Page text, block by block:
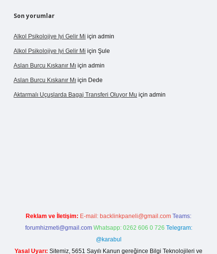
Son yorumlar
Alkol Psikolojiye Iyi Gelir Mi için admin
Alkol Psikolojiye Iyi Gelir Mi için Şule
Aslan Burcu Kıskanır Mı için admin
Aslan Burcu Kıskanır Mı için Dede
Aktarmalı Uçuşlarda Bagaj Transferi Oluyor Mu için admin
Reklam ve İletişim: E-mail: backlinkpaneli@gmail.com Teams:
forumhizmeti@gmail.com Whatsapp: 0262 606 0 726 Telegram:
@karabul
Yasal Uyarı: Sitemiz, 5651 Sayılı Kanun gereğince Bilgi Teknolojileri ve